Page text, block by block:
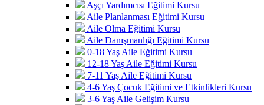
Aşçı Yardımcısı Eğitimi Kursu
Aile Planlanması Eğitimi Kursu
Aile Olma Eğitimi Kursu
Aile Danışmanlığı Eğitimi Kursu
0-18 Yaş Aile Eğitimi Kursu
12-18 Yaş Aile Eğitimi Kursu
7-11 Yaş Aile Eğitimi Kursu
4-6 Yaş Çocuk Eğitimi ve Etkinlikleri Kursu
3-6 Yaş Aile Gelişim Kursu